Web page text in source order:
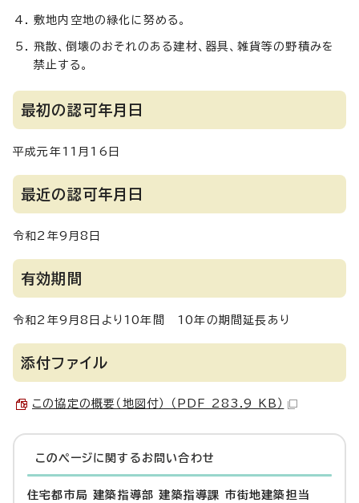
敷地内空地の緑化に努める。
飛散、倒壊のおそれのある建材、器具、雑貨等の野積みを
禁止する。
最初の認可年月日
平成元年11月16日
最近の認可年月日
令和2年9月8日
有効期間
令和2年9月8日より10年間 10年の期間延長あり
添付ファイル
この協定の概要（地図付） （PDF 283.9 KB）
このページに関する お問い合わせ
住宅都市局 建築指導部 建築指導課 市街地建築担当